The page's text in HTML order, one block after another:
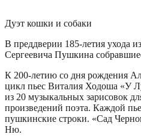
Дуэт кошки и собаки
В преддверии 185-летия ухода
Сергеевича Пушкина
К 200-летию со дня рождения
цикл пьес Виталия Ходоша «У
из 20 музыкальных зарисовок
произведений поэта. Каждой
пушкинские строки. «Сад
Ню.